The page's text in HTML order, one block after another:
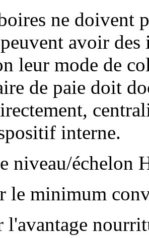
ne doivent
avoir des
leur mode de
de paie doit
interne.
niveau/échelon
le minimum
l'avantage